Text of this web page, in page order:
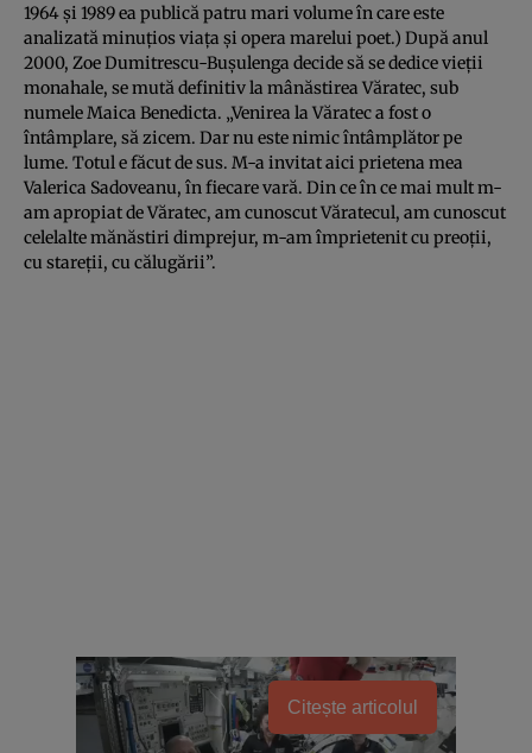
1964 şi 1989 ea publică patru mari volume în care este
analizată minuţios viaţa şi opera marelui poet.) După anul
2000, Zoe Dumitrescu-Buşulenga decide să se dedice vieţii
monahale, se mută definitiv la mânăstirea Văratec, sub
numele Maica Benedicta. „Venirea la Văratec a fost o
întâmplare, să zicem. Dar nu este nimic întâmplător pe
lume. Totul e făcut de sus. M-a invitat aici prietena mea
Valerica Sadoveanu, în fiecare vară. Din ce în ce mai mult m-
am apropiat de Văratec, am cunoscut Văratecul, am cunoscut
celelalte mănăstiri dimprejur, m-am împrietenit cu preoţii,
cu stareţii, cu călugării”.
Citește articolul